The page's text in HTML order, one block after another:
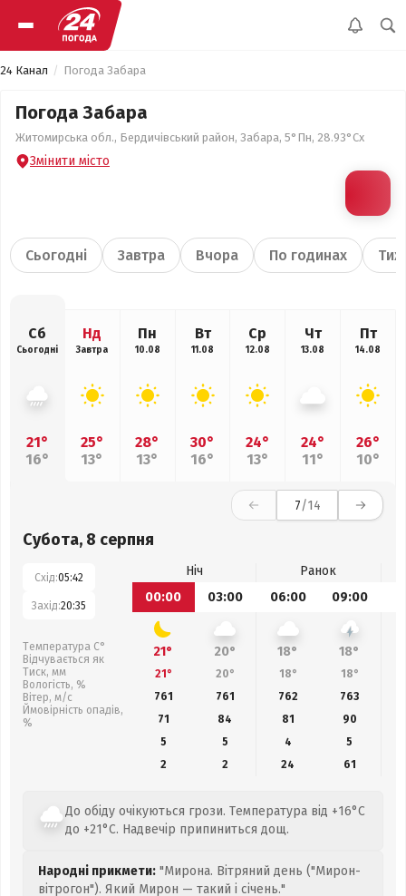
24 Канал Погода Забара
Погода Забара
Житомирська обл., Бердичівський район, Забара, 5°Пн, 28.93°Сх
Змінити місто
Сьогодні Завтра Вчора По годинах
Сб
Сьогодні
21°
16°
Нд
Завтра
25°
13°
Пн
10.08
28°
13°
Вт
11.08
30°
16°
Ср
12.08
24°
13°
Чт
13.08
24°
11°
Пт
14.08
26°
10°
7/14
Субота, 8 серпня
Схід:05:42
Захід:20:35
Температура С°
Відчувається як
Тиск, мм
Вологість, %
Вітер, м/с
Ймовірність опадів,
%
Ніч
Ранок
00:00
03:00 06:00 09:00
21° 20° 18° 18°
21° 20° 18° 18°
761
761 762 763
71
84 81 90
5
5 4
5
2
2 24 61
До обіду очікуються грози. Температура від +16°C
до +21°C. Надвечір припиниться дощ.
Народні прикмети: "Мирона. Вітряний день ("Мирон-
вітрогон"). Який Мирон — такий і січень."